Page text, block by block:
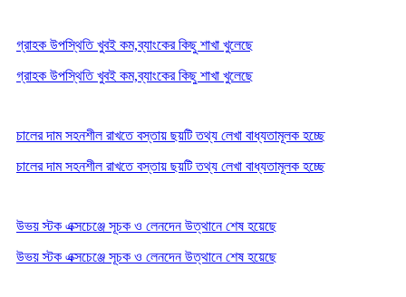
গ্রাহক উপস্থিতি খুবই কম,ব্যাংকের কিছু শাখা খুলেছে
গ্রাহক উপস্থিতি খুবই কম,ব্যাংকের কিছু শাখা খুলেছে
চালের দাম সহনশীল রাখতে বস্তায় ছয়টি তথ্য লেখা বাধ্যতামূলক হচ্ছে
চালের দাম সহনশীল রাখতে বস্তায় ছয়টি তথ্য লেখা বাধ্যতামূলক হচ্ছে
উভয় স্টক এক্সচেঞ্জে সূচক ও লেনদেন উত্থানে শেষ হয়েছে
উভয় স্টক এক্সচেঞ্জে সূচক ও লেনদেন উত্থানে শেষ হয়েছে